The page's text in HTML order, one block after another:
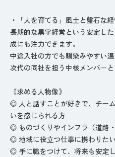
・「人を育てる」風土と盤石な経
長期的な黒字経営という安定し
成にも注力できます。
中途入社の方でも馴染みやすい温
次代の同社を担う中核メンバー
｟求める人物像｠
◎ 人と話すことが好きで、チー
いを感じられる方
◎ ものづくりやインフラ（道路
◎ 地域に役立つ仕事に携わりた
◎ 手に職をつけて、将来も安定